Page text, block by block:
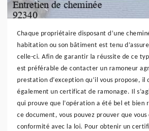
Chaque propriétaire disposant d’une
habitation ou son bâtiment est tenu
celle-ci. Afin de garantir la réussite de ce
est préférable de contacter un ramoneur
prestation d’exception qu’il vous propose, il
également un certificat de ramonage. Il
qui prouve que l’opération a été bel et bien
ce document, vous pouvez prouver que vous
conformité avec la loi. Pour obtenir un